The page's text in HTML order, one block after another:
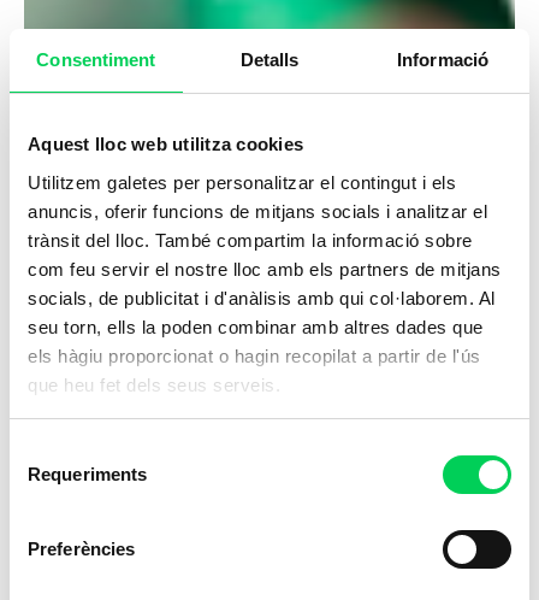
Consentiment Detalls Informació
Aquest lloc web utilitza cookies
Utilitzem galetes per personalitzar el contingut i els
anuncis, oferir funcions de mitjans socials i analitzar el
trànsit del lloc. També compartim la informació sobre
com feu servir el nostre lloc amb els partners de mitjans
socials, de publicitat i d'anàlisis amb qui col·laborem. Al
seu torn, ells la poden combinar amb altres dades que
els hàgiu proporcionat o hagin recopilat a partir de l'ús
que heu fet dels seus serveis.
Requeriments
Preferències